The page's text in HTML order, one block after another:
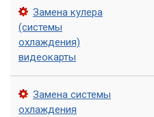
Замена кулера
(системы
охлаждения)
видеокарты
Замена системы
охлаждения